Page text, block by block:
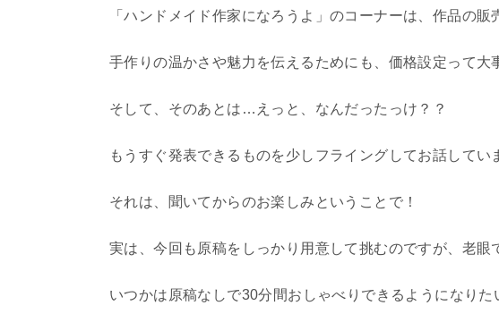
「ハンドメイド作家になろうよ」のコーナーは、作品の販
手作りの温かさや魅力を伝えるためにも、価格設定って大
そして、そのあとは…えっと、なんだったっけ？？
もうすぐ発表できるものを少しフライングしてお話してい
それは、聞いてからのお楽しみということで！
実は、今回も原稿をしっかり用意して挑むのですが、老眼
いつかは原稿なしで30分間おしゃべりできるようになりた